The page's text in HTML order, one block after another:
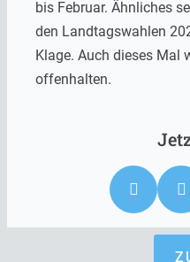
bis Februar. Ähnliches
den Landtagswahlen
Klage. Auch dieses Mal
offenhalten.